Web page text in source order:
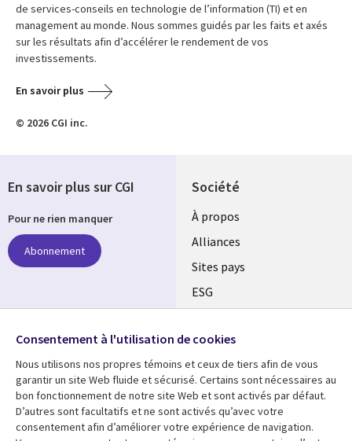
de services-conseils en technologie de l’information (TI) et en
management au monde. Nous sommes guidés par les faits et axés
sur les résultats afin d’accélérer le rendement de vos
investissements.
En savoir plus
© 2026 CGI inc.
Société
À propos
Alliances
Sites pays
ESG
Fusions
Salle de presse
Ressources Support
En savoir plus sur CGI
Pour ne rien manquer
Abonnement
Suivez-nous
Social
Media
Global
FR
Consentement à l'utilisation de cookies
Nous utilisons nos propres témoins et ceux de tiers afin de vous
garantir un site Web fluide et sécurisé. Certains sont nécessaires au
bon fonctionnement de notre site Web et sont activés par défaut.
D’autres sont facultatifs et ne sont activés qu’avec votre
consentement afin d’améliorer votre expérience de navigation.